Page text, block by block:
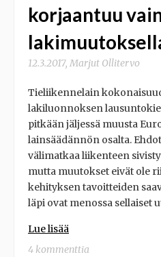
korjaantuu
12.3.2017, Marjut Ollitervo
Tieliikennelain
lakiluonnoksen
pitkään jäljessä muusta
lainsäädännön osalta.
välimatkaa liikenteen
mutta muutokset eivät ole
kehityksen tavoitteiden
läpi ovat menossa sellaiset
Lue lisää
4 kommenttia